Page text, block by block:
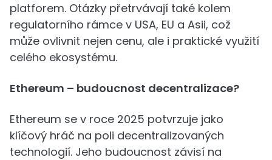
platforem. Otázky přetrvávají také kolem
regulatorního rámce v USA, EU a Asii, což
může ovlivnit nejen cenu, ale i praktické využití
celého ekosystému.
Ethereum – budoucnost decentralizace?
Ethereum se v roce 2025 potvrzuje jako
klíčový hráč na poli decentralizovaných
technologií. Jeho budoucnost závisí na